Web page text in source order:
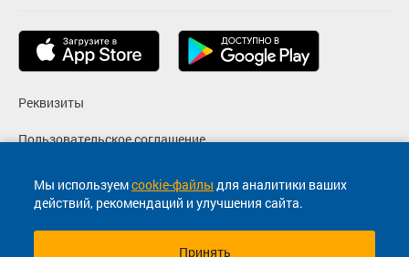
Мы используемcookie-файлы для аналитики ваших
действий, рекомендаций и улучшения сайта.
Принять
Реквизиты
Пользовательское соглашение
Политика конфиденциальности
Согласие на маркетинговые сообщения